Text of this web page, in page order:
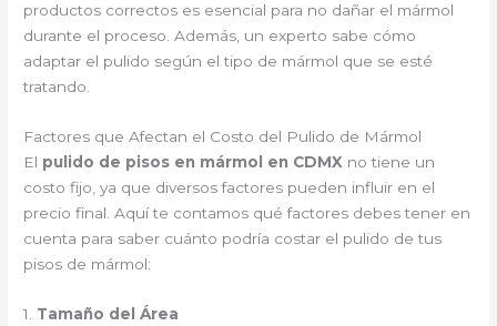
productos correctos es esencial para no dañar el mármol
durante el proceso. Además, un experto sabe cómo
adaptar el pulido según el tipo de mármol que se esté
tratando.
Factores que Afectan el Costo del Pulido de Mármol
El pulido de pisos en mármol en CDMX no tiene un
costo fijo, ya que diversos factores pueden influir en el
precio final. Aquí te contamos qué factores debes tener en
cuenta para saber cuánto podría costar el pulido de tus
pisos de mármol:
1. Tamaño del Área